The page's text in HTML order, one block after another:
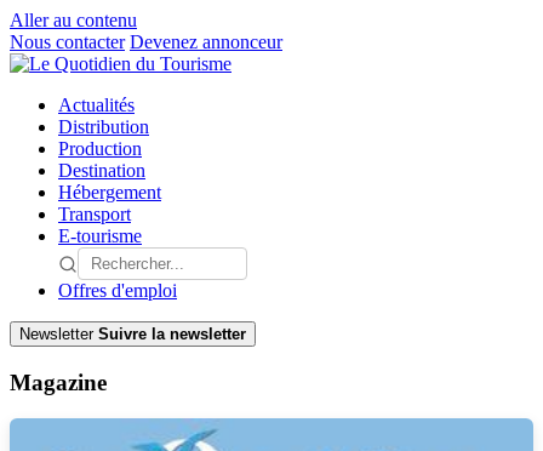
Aller au contenu
Nous contacter Devenez annonceur
Actualités
Distribution
Production
Destination
Hébergement
Transport
E-tourisme
Offres d'emploi
Newsletter Suivre la newsletter
Magazine